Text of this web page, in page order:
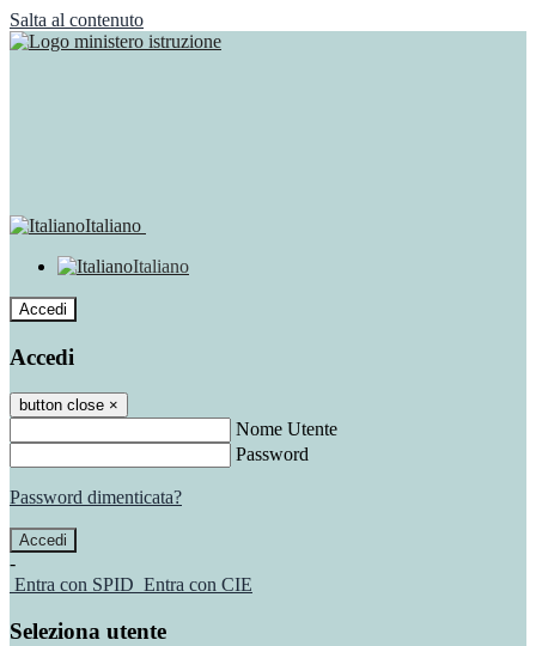
Salta al contenuto
Italiano
Italiano
Accedi
Accedi
button close ×
Nome Utente
Password
Password dimenticata?
-
Entra con SPID Entra con CIE
Seleziona utente